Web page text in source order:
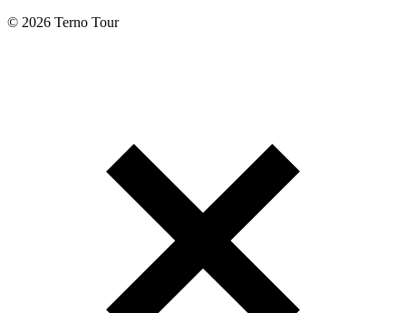
© 2026 Terno Tour